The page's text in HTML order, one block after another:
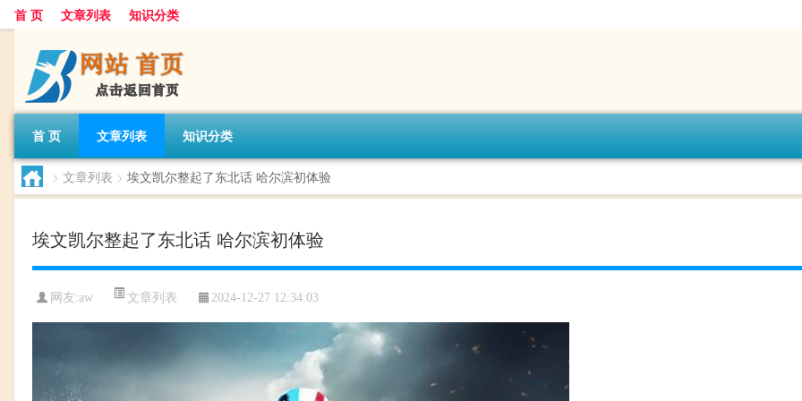
首 页 文章列表 知识分类
首 页 文章列表 知识分类
> 文章列表 > 埃文凯尔整起了东北话 哈尔滨初体验
埃文凯尔整起了东北话 哈尔滨初体验
网友:aw 文章列表 2024-12-27 12:34:03